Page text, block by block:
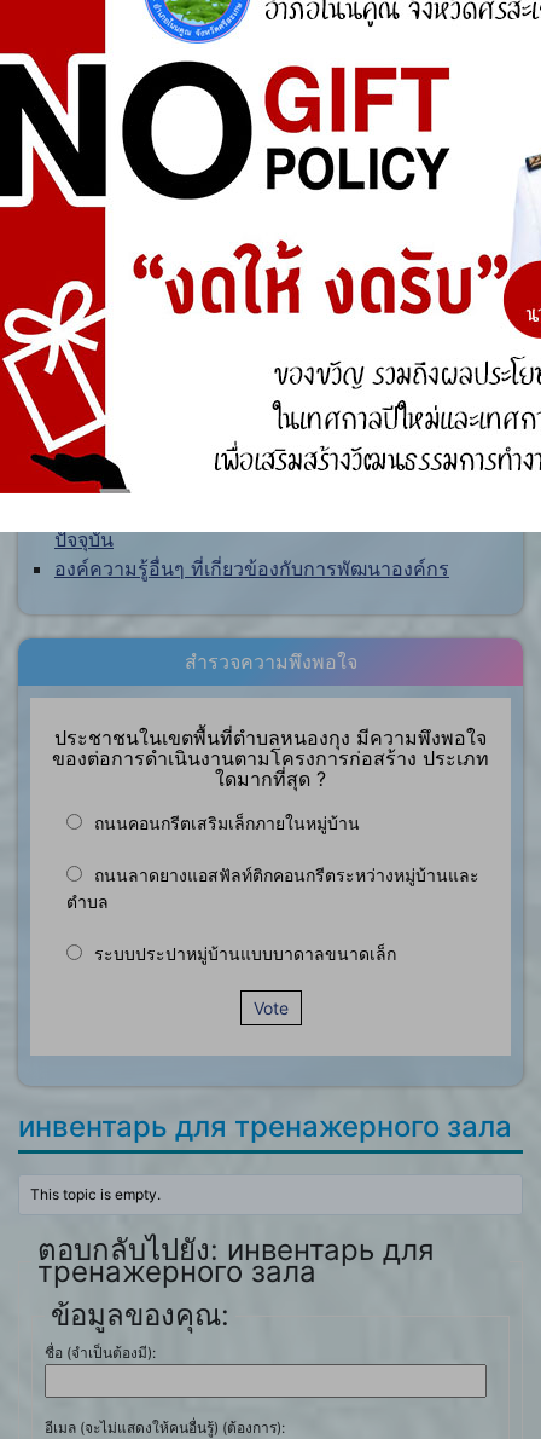
ศูนย์ร้องเรียน
สำนักงานคณะกรรมการป้องกันและปราบปรามการ
สำนักงานคณะกรรมการป้องกันและปราบปรามการ
ทุจริตในภาครัฐ
การจัดการความรู้ (KM)
องค์ความรู้ที่สนับสนุน วิสัยทัศน์ พันธกิจ ยุทธศาสตร์
ขององค์กร
องค์ความรู้จากประสบการณ์ที่องค์กรได้สั่งสมมา
ปัจจุบัน
องค์ความรู้อื่นๆ ที่เกี่ยวข้องกับการพัฒนาองค์กร
สำรวจความพึงพอใจ
ประชาชนในเขตพื้นที่ตำบลหนองกุง มีความพึงพอใจ
ของต่อการดำเนินงานตามโครงการก่อสร้าง ประเภท
ใดมากที่สุด ?
ถนนคอนกรีตเสริมเล็กภายในหมู่บ้าน
ถนนลาดยางแอสฟัลท์ติกคอนกรีตระหว่างหมู่บ้านและ
ตำบล
ระบบประปาหมู่บ้านแบบบาดาลขนาดเล็ก
Vote
инвентарь для тренажерного зала
This topic is empty.
ตอบกลับไปยัง: инвентарь для
тренажерного зала
ข้อมูลของคุณ:
ชื่อ (จำเป็นต้องมี):
อีเมล (จะไม่แสดงให้คนอื่นรู้) (ต้องการ):